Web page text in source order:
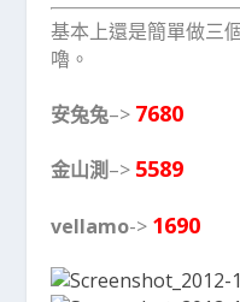
基本上還是簡單做三
嚕。
安兔兔–> 7680
金山測–> 5589
vellamo-> 1690